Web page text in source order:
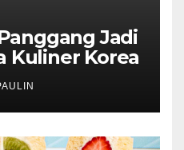
Jadi
Kuliner Korea